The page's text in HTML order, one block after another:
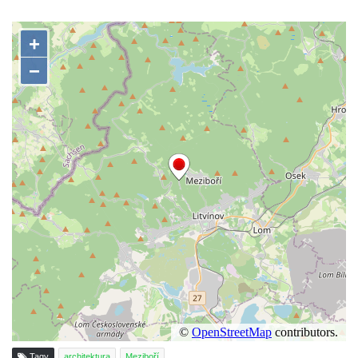
Boru
Dům čp. 206 v Tkalcovské ulici v Novém
Boru
Dům čp. 139 ve Špálově ulici v Novém Boru
Dům čp. 132 ve Sloupské ulici v Novém
Boru
Dům čp. 129 ve Sloupské ulici v Novém
Boru
Dům čp. 109 v Kalinově ulici v Novém Boru
Dům čp. 107 v Kalinově ulici v Novém Boru
Dům čp. 46 v ulici T. G. Masaryka v Novém
Boru
Dům čp. 106 v Kalinově ulici v Novém Boru
(informační středisko)
Kittelův dům čp. 101 v Novém Boru
Tagy architektura Meziboří